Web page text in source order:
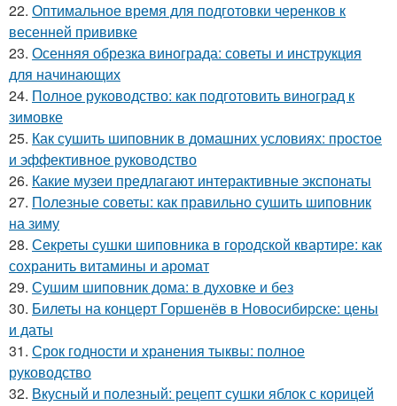
22. Оптимальное время для подготовки черенков к
весенней прививке
23. Осенняя обрезка винограда: советы и инструкция
для начинающих
24. Полное руководство: как подготовить виноград к
зимовке
25. Как сушить шиповник в домашних условиях: простое
и эффективное руководство
26. Какие музеи предлагают интерактивные экспонаты
27. Полезные советы: как правильно сушить шиповник
на зиму
28. Секреты сушки шиповника в городской квартире: как
сохранить витамины и аромат
29. Сушим шиповник дома: в духовке и без
30. Билеты на концерт Горшенёв в Новосибирске: цены
и даты
31. Срок годности и хранения тыквы: полное
руководство
32. Вкусный и полезный: рецепт сушки яблок с корицей